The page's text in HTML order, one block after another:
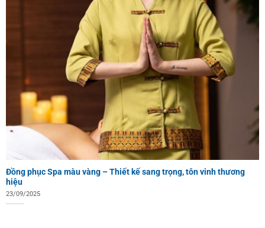
Đồng phục Spa màu vàng – Thiết kế sang trọng, tôn vinh thương
hiệu
23/09/2025